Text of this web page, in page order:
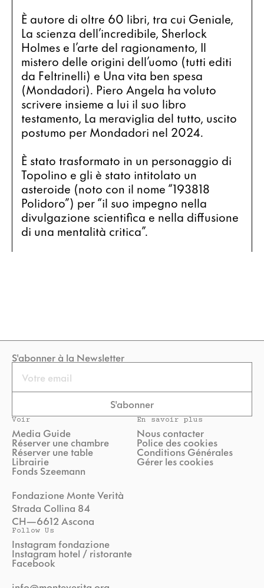
È autore di oltre 60 libri, tra cui Geniale,
La scienza dell’incredibile, Sherlock
Holmes e l’arte del ragionamento, Il
mistero delle origini dell’uomo (tutti editi
da Feltrinelli) e Una vita ben spesa
(Mondadori). Piero Angela ha voluto
scrivere insieme a lui il suo libro
testamento, La meraviglia del tutto, uscito
postumo per Mondadori nel 2024.
È stato trasformato in un personaggio di
Topolino e gli è stato intitolato un
asteroide (noto con il nome “193818
Polidoro”) per “il suo impegno nella
divulgazione scientifica e nella diffusione
di una mentalità critica”.
S'abonner à la Newsletter
Email
S'abonner
Voir
Media Guide
Réserver une chambre
Réserver une table
Librairie
Fonds Szeemann
En savoir plus
Nous contacter
Police des cookies
Conditions Générales
Gérer les cookies
Fondazione Monte Verità
Strada Collina 84
CH—6612 Ascona
Follow Us
Instagram fondazione
Instagram hotel / ristorante
Facebook